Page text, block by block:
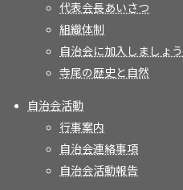
代表会長あいさつ
組織体制
自治会に加入しましょう
寺尾の歴史と自然
自治会活動
行事案内
自治会連絡事項
自治会活動報告